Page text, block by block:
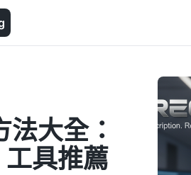
大全：
具推薦